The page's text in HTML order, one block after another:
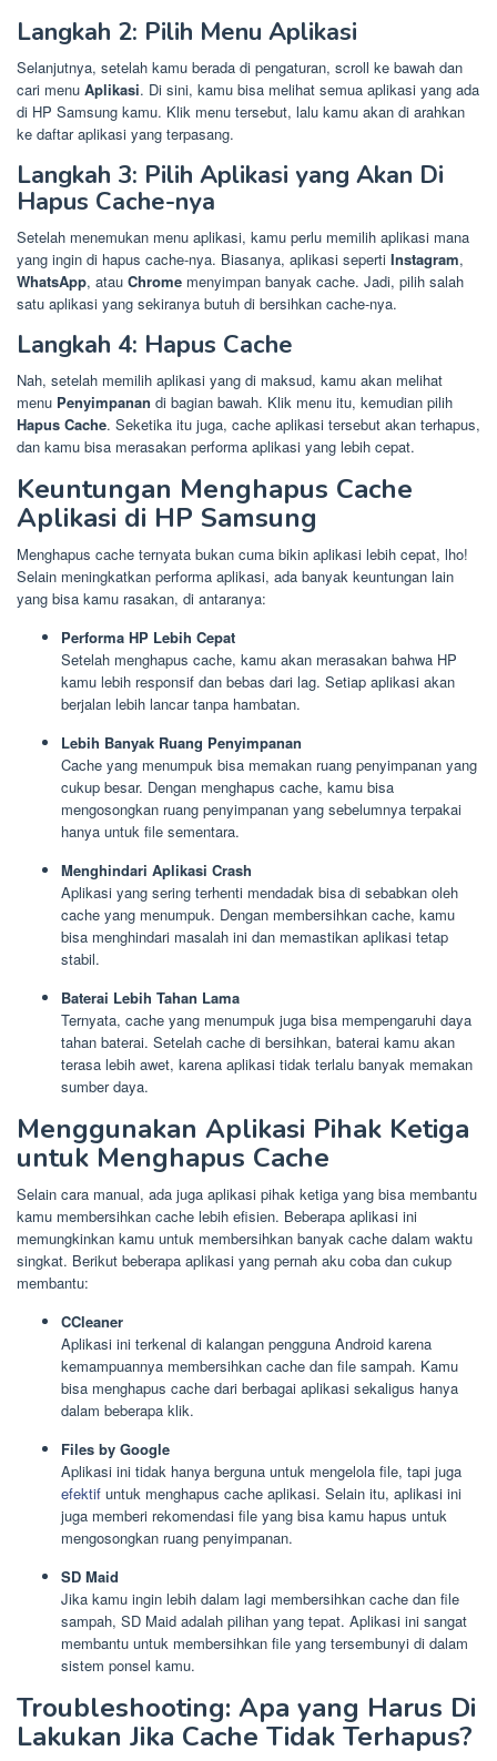
Langkah 2: Pilih Menu Aplikasi
Selanjutnya, setelah kamu berada di pengaturan, scroll ke bawah dan
cari menu Aplikasi. Di sini, kamu bisa melihat semua aplikasi yang ada
di HP Samsung kamu. Klik menu tersebut, lalu kamu akan di arahkan
ke daftar aplikasi yang terpasang.
Langkah 3: Pilih Aplikasi yang Akan Di
Hapus Cache-nya
Setelah menemukan menu aplikasi, kamu perlu memilih aplikasi mana
yang ingin di hapus cache-nya. Biasanya, aplikasi seperti Instagram,
WhatsApp, atau Chrome menyimpan banyak cache. Jadi, pilih salah
satu aplikasi yang sekiranya butuh di bersihkan cache-nya.
Langkah 4: Hapus Cache
Nah, setelah memilih aplikasi yang di maksud, kamu akan melihat
menu Penyimpanan di bagian bawah. Klik menu itu, kemudian pilih
Hapus Cache. Seketika itu juga, cache aplikasi tersebut akan terhapus,
dan kamu bisa merasakan performa aplikasi yang lebih cepat.
Keuntungan Menghapus Cache
Aplikasi di HP Samsung
Menghapus cache ternyata bukan cuma bikin aplikasi lebih cepat, lho!
Selain meningkatkan performa aplikasi, ada banyak keuntungan lain
yang bisa kamu rasakan, di antaranya:
Performa HP Lebih Cepat
Setelah menghapus cache, kamu akan merasakan bahwa HP
kamu lebih responsif dan bebas dari lag. Setiap aplikasi akan
berjalan lebih lancar tanpa hambatan.
Lebih Banyak Ruang Penyimpanan
Cache yang menumpuk bisa memakan ruang penyimpanan yang
cukup besar. Dengan menghapus cache, kamu bisa
mengosongkan ruang penyimpanan yang sebelumnya terpakai
hanya untuk file sementara.
Menghindari Aplikasi Crash
Aplikasi yang sering terhenti mendadak bisa di sebabkan oleh
cache yang menumpuk. Dengan membersihkan cache, kamu
bisa menghindari masalah ini dan memastikan aplikasi tetap
stabil.
Baterai Lebih Tahan Lama
Ternyata, cache yang menumpuk juga bisa mempengaruhi daya
tahan baterai. Setelah cache di bersihkan, baterai kamu akan
terasa lebih awet, karena aplikasi tidak terlalu banyak memakan
sumber daya.
Menggunakan Aplikasi Pihak Ketiga
untuk Menghapus Cache
Selain cara manual, ada juga aplikasi pihak ketiga yang bisa membantu
kamu membersihkan cache lebih efisien. Beberapa aplikasi ini
memungkinkan kamu untuk membersihkan banyak cache dalam waktu
singkat. Berikut beberapa aplikasi yang pernah aku coba dan cukup
membantu:
CCleaner
Aplikasi ini terkenal di kalangan pengguna Android karena
kemampuannya membersihkan cache dan file sampah. Kamu
bisa menghapus cache dari berbagai aplikasi sekaligus hanya
dalam beberapa klik.
Files by Google
Aplikasi ini tidak hanya berguna untuk mengelola file, tapi juga
efektif untuk menghapus cache aplikasi. Selain itu, aplikasi ini
juga memberi rekomendasi file yang bisa kamu hapus untuk
mengosongkan ruang penyimpanan.
SD Maid
Jika kamu ingin lebih dalam lagi membersihkan cache dan file
sampah, SD Maid adalah pilihan yang tepat. Aplikasi ini sangat
membantu untuk membersihkan file yang tersembunyi di dalam
sistem ponsel kamu.
Troubleshooting: Apa yang Harus Di
Lakukan Jika Cache Tidak Terhapus?